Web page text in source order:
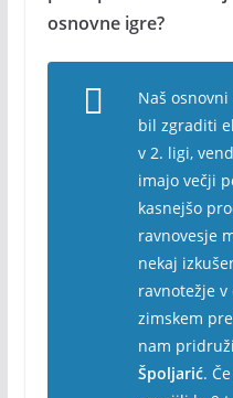
osnovne igre?
Naš
bil zgraditi
v 2. ligi,
imajo večji
kasnejšo
ravnovesje
nekaj
ravnotežje
zimskem
nam
Špoljarić.